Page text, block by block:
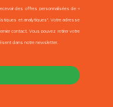
des offres personnalisées de «
et analytiques". Votre adresse
contact. Vous pouvez retirer votre
dans notre newsletter.